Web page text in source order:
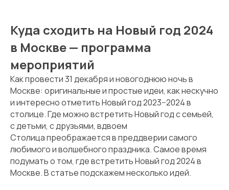
Куда сходить на Новый год 2024
в Москве — программа
мероприятий
Как провести 31 декабря и новогоднюю ночь в
Москве: оригинальные и простые идеи, как нескучно
и интересно отметить Новый год 2023−2024 в
столице. Где можно встретить Новый год с семьей,
с детьми, с друзьями, вдвоем
Столица преображается в преддверии самого
любимого и волшебного праздника. Самое время
подумать о том, где встретить Новый год 2024 в
Москве. В статье подскажем несколько идей.